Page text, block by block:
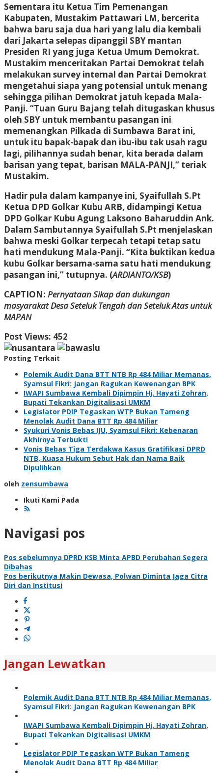
Sementara itu Ketua Tim Pemenangan
Kabupaten, Mustakim Pattawari LM, bercerita
bahwa baru saja dua hari yang lalu dia kembali
dari Jakarta selepas dipanggil SBY mantan
Presiden RI yang juga Ketua Umum Demokrat.
Mustakim menceritakan Partai Demokrat telah
melakukan survey internal dan Partai Demokrat
mengetahui siapa yang potensial untuk menang
sehingga pilihan Demokrat jatuh kepada Mala-
Panji. “Tuan Guru Bajang telah ditugaskan khusus
oleh SBY untuk membantu pasangan ini
memenangkan Pilkada di Sumbawa Barat ini,
untuk itu bapak-bapak dan ibu-ibu tak usah ragu
lagi, pilihannya sudah benar, kita berada dalam
barisan yang tepat, barisan MALA-PANJI,” teriak
Mustakim.
Hadir pula dalam kampanye ini, Syaifullah S.Pt
Ketua DPD Golkar Kubu ARB, didampingi Ketua
DPD Golkar Kubu Agung Laksono Baharuddin Ank.
Dalam Sambutannya Syaifullah S.Pt menjelaskan
bahwa meski Golkar terpecah tetapi tetap satu
hati mendukung Mala-Panji. “Kita buktikan kedua
kubu Golkar bersama-sama satu hati mendukung
pasangan ini,” tutupnya. (ARDIANTO/KSB)
CAPTION: Pernyataan Sikap dan dukungan
masyarakat Desa Seteluk Tengah dan Seteluk Atas untuk
MAPAN
Post Views: 452
Posting Terkait
Polemik Audit Dana BTT NTB Rp 484 Miliar Memanas,
Syamsul Fikri: Jangan Ragukan Kewenangan BPK
IWAPI Sumbawa Kembali Dipimpin Hj. Hayati Zohran,
Bupati Tekankan Digitalisasi UMKM
Legislator PDIP Tegaskan WTP Bukan Tameng
Menolak Audit Dana BTT Rp 484 Miliar
Syukuri Vonis Bebas IJU, Syamsul Fikri: Kebenaran
Akhirnya Terbukti
Vonis Bebas Tiga Terdakwa Kasus Gratifikasi DPRD
NTB, Kuasa Hukum Sebut Hak dan Nama Baik
Dipulihkan
oleh zensumbawa
Ikuti Kami Pada
Navigasi pos
Pos sebelumnya DPRD KSB Minta APBD Perubahan Segera
Dibahas
Pos berikutnya Makin Dewasa, Polwan Diminta Jaga Citra
Diri dan Institusi
Jangan Lewatkan
Polemik Audit Dana BTT NTB Rp 484 Miliar Memanas,
Syamsul Fikri: Jangan Ragukan Kewenangan BPK
IWAPI Sumbawa Kembali Dipimpin Hj. Hayati Zohran,
Bupati Tekankan Digitalisasi UMKM
Legislator PDIP Tegaskan WTP Bukan Tameng
Menolak Audit Dana BTT Rp 484 Miliar